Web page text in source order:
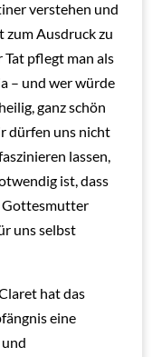
verstehen und
zum Ausdruck zu
Tat pflegt man als
– und wer würde
ganz schön
dürfen uns nicht
lassen,
ist, dass
Gottesmutter
uns selbst
hat das
eine